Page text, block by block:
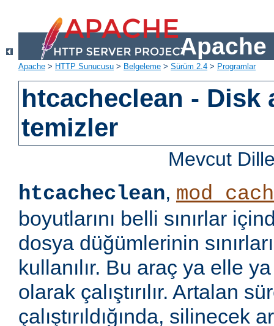
Apache
Apache > HTTP Sunucusu > Belgeleme > Sürüm 2.4 > Programlar
htcacheclean - Disk
temizler
Mevcut
htcacheclean,
boyutlarını belli sınırlar
dosya düğümlerinin
kullanılır. Bu araç ya elle
olarak çalıştırılır. Artalan
çalıştırıldığında, silinecek